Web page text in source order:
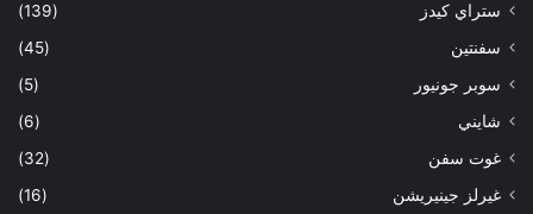
ستراي كيدز
(139)
سفنتين
(45)
سوبر جونيور
(5)
شايني
(6)
غوت سفن
(32)
غيرلز جينيريشن
(16)